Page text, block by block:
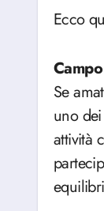
Ecco
Se
uno
attività